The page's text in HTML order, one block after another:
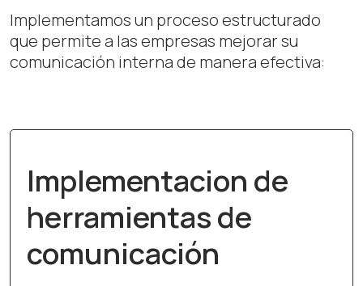
Implementamos un proceso estructurado
que permite a las empresas mejorar su
comunicación interna de manera efectiva:
Implementacion de
herramientas de
comunicación